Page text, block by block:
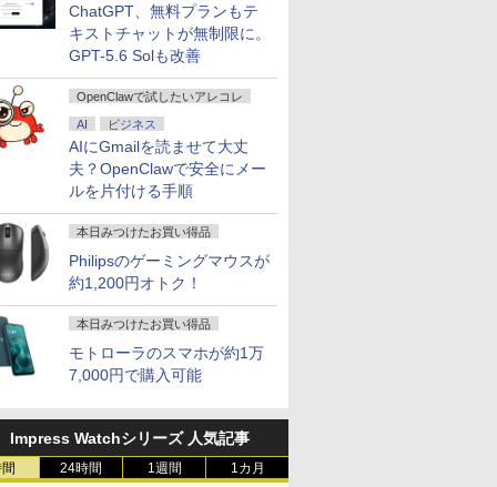
ChatGPT、無料プランもテ
キストチャットが無制限に。
GPT-5.6 Solも改善
OpenClawで試したいアレコレ
AI ビジネス
AIにGmailを読ませて大丈
夫？OpenClawで安全にメー
ルを片付ける手順
本日みつけたお買い得品
Philipsのゲーミングマウスが
約1,200円オトク！
本日みつけたお買い得品
モトローラのスマホが約1万
7,000円で購入可能
Impress Watchシリーズ 人気記事
24時間 1週間 1カ月